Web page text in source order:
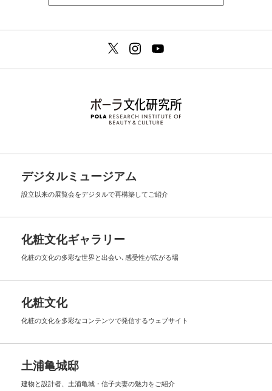
デジタルミュージアム
設立以来の展覧会をデジタルで再構築してご紹介
化粧文化ギャラリー
化粧の文化の多彩な世界と出会い､ 感受性が広がる場
化粧文化
化粧の文化を多彩なコンテンツで発信するウェブサイト
土浦亀城邸
建物と設計者、土浦亀城・信子夫妻の魅力をご紹介